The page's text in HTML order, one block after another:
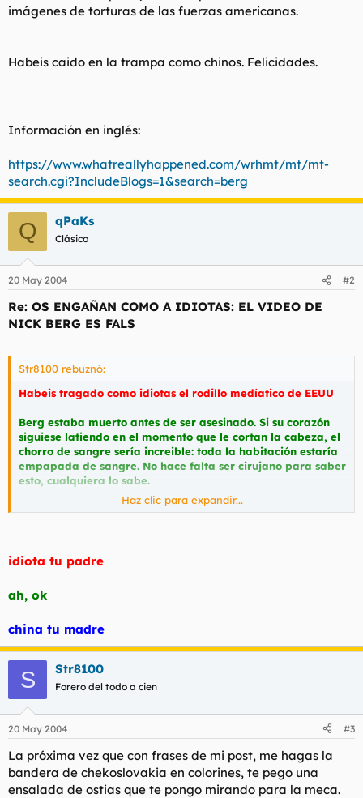
imágenes de torturas de las fuerzas americanas.
Habeis caido en la trampa como chinos. Felicidades.
Información en inglés:
https://www.whatreallyhappened.com/wrhmt/mt/mt-
search.cgi?IncludeBlogs=1&search=berg
Q qPaKs
Clásico
20 May 2004 #2
Re: OS ENGAÑAN COMO A IDIOTAS: EL VIDEO DE
NICK BERG ES FALS
Str8100 rebuznó:
Habeis tragado como idiotas el rodillo medíatico de EEUU
Berg estaba muerto antes de ser asesinado. Si su corazón
siguiese latiendo en el momento que le cortan la cabeza, el
chorro de sangre sería increible: toda la habitación estaría
empapada de sangre. No hace falta ser cirujano para saber
esto, cualquiera lo sabe.
Habeis caido en la trampa como chinos. Felicidades.
Haz clic para expandir...
idiota tu padre
ah, ok
china tu madre
S Str8100
Forero del todo a cien
20 May 2004 #3
La próxima vez que con frases de mi post, me hagas la
bandera de chekoslovakia en colorines, te pego una
ensalada de ostias que te pongo mirando para la meca.